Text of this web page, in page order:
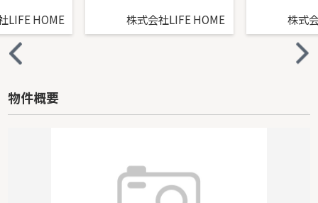
LIFE HOME
株式会社LIFE HOME
株式
物件概要